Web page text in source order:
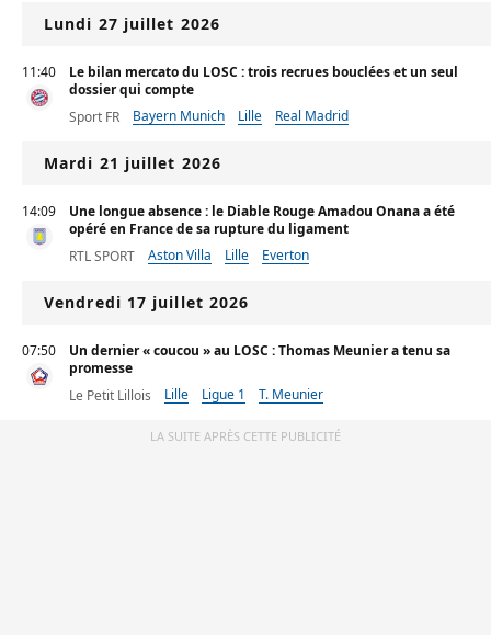
Lundi 27 juillet 2026
11:40
Le bilan mercato du LOSC : trois recrues bouclées et un seul
dossier qui compte
Sport FR
Bayern Munich Lille Real Madrid
Mardi 21 juillet 2026
14:09
Une longue absence : le Diable Rouge Amadou Onana a été
opéré en France de sa rupture du ligament
RTL SPORT
Aston Villa Lille Everton
Vendredi 17 juillet 2026
07:50
Un dernier « coucou » au LOSC : Thomas Meunier a tenu sa
promesse
Le Petit Lillois
Lille Ligue 1 T. Meunier
LA SUITE APRÈS CETTE PUBLICITÉ